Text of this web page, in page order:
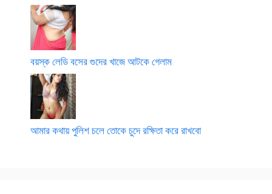
বয়স্ক লেডি বসের গুদের খাজে আটকে গেলাম
আমার কথায় পুলিশ চলে তোকে চুদে রক্ষিতা করে রাখবো